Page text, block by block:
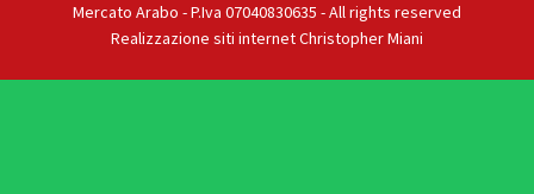
Mercato Arabo - P.Iva 07040830635 - All rights reserved
Realizzazione siti internet Christopher Miani